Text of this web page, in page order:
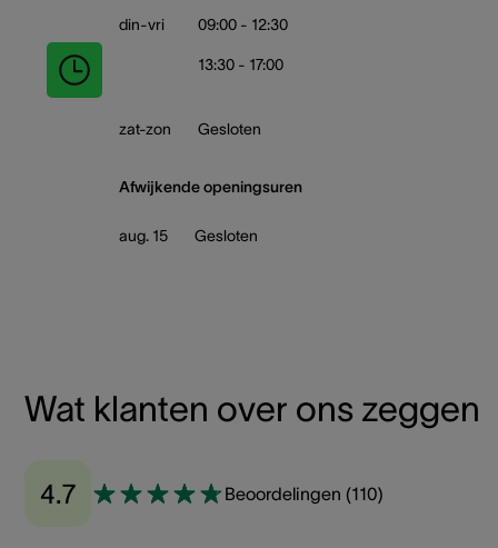
din-vri 09:00 - 12:30
13:30 - 17:00
zat-zon Gesloten
Afwijkende openingsuren
aug. 15 Gesloten
Wat klanten over ons zeggen
4.7 Beoordelingen (110)